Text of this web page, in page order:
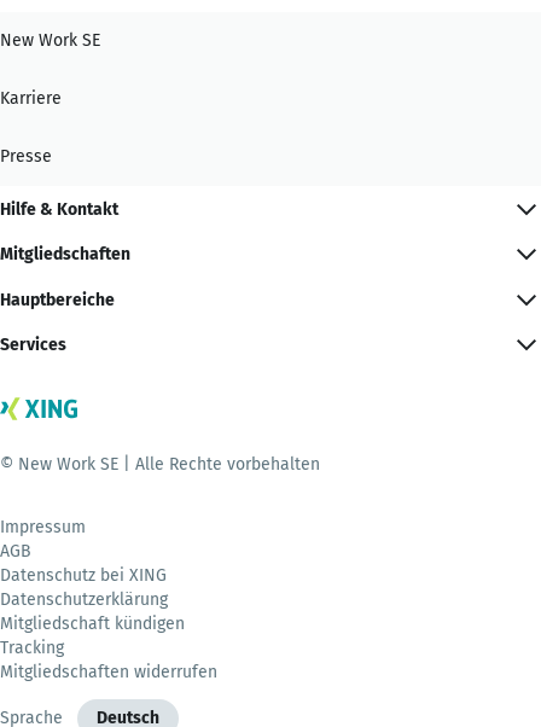
New Work SE
Karriere
Presse
Hilfe & Kontakt
Mitgliedschaften
Hauptbereiche
Services
© New Work SE | Alle Rechte vorbehalten
Impressum
AGB
Datenschutz bei XING
Datenschutzerklärung
Mitgliedschaft kündigen
Tracking
Mitgliedschaften widerrufen
Sprache Deutsch